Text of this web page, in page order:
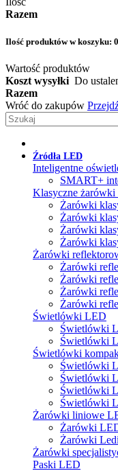
Razem
Ilość produktów w koszyku: 0
Wartość produktów
Koszt wysyłki Do
Razem
Wróć do zakupów
Źródła LED
Inteligentne
SMART+
Klasyczne
Żarówki
Żarówki
Żarówki
Żarówki
Żarówki
Żarówki
Żarówki
Żarówki
Żarówki
Świetlówki LED
Świetlówki
Świetlówki
Świetlówki
Świetlówki
Świetlówki
Świetlówki
Świetlówki
Żarówki liniowe
Żarówki
Żarówki
Żarówki
Paski LED